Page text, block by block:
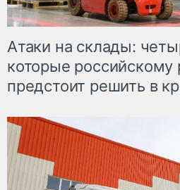
Атаки на склады:
которые российскому
предстоит решить в